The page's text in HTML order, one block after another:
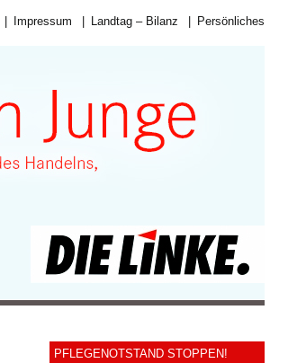
Impressum Landtag – Bilanz Persönliches
PFLEGENOTSTAND STOPPEN!